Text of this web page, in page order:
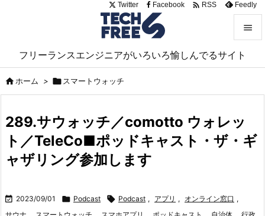
フリーランスエンジニアがいろいろ愉しんでるサイト


サイド
前へ

Twitter Facebook  RSS Feedly
ホーム >  スマートウォッチ
289.サウォッチ／comotto ウォレッ
ト／TeleCo■ポッドキャスト・ザ・ギ
ャザリング参加します
 2023/09/01  Podcast  Podcast , アプリ , オンライン窓口 ,